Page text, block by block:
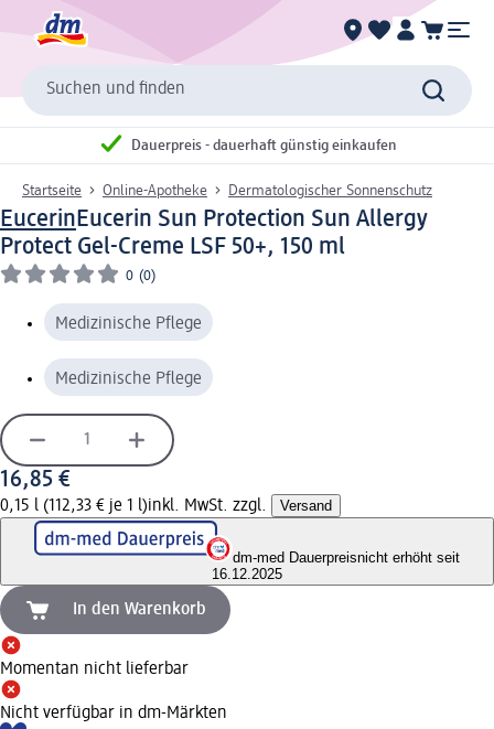
Suchen und finden
Dauerpreis - dauerhaft günstig einkaufen
Startseite Online-Apotheke Dermatologischer Sonnenschutz
EucerinEucerin Sun Protection Sun Allergy
Protect Gel-Creme LSF 50+, 150 ml
0 (0)
Medizinische Pflege
Medizinische Pflege
16,85 €
0,15 l (112,33 € je 1 l)inkl. MwSt. zzgl. Versand
dm-med Dauerpreisnicht erhöht seit
16.12.2025
In den Warenkorb
Momentan nicht lieferbar
Nicht verfügbar in dm-Märkten